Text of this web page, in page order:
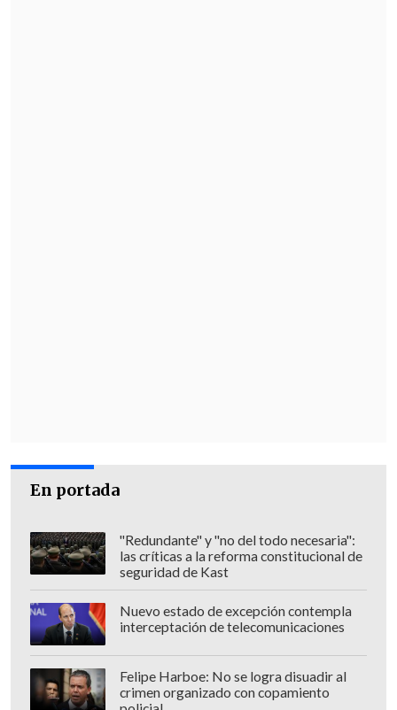
En portada
"Redundante" y "no del todo necesaria":
las críticas a la reforma constitucional de
seguridad de Kast
Nuevo estado de excepción contempla
interceptación de telecomunicaciones
Felipe Harboe: No se logra disuadir al
crimen organizado con copamiento